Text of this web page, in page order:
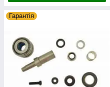
Гарантія